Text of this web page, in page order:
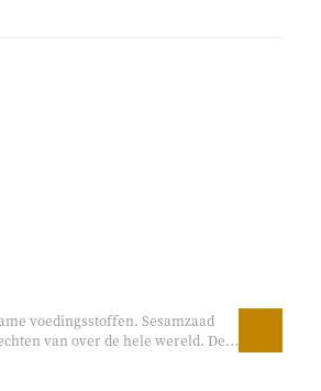
voedingsstoffen. Sesamzaad
van over de hele wereld. De
brood, salades en gerechten
of in zelfgebakken recepten.